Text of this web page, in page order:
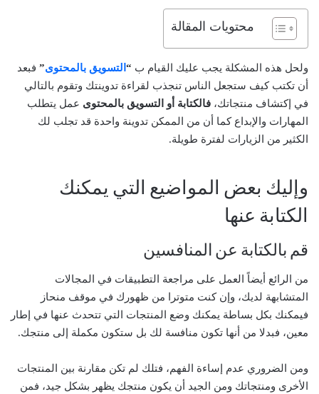
محتويات المقالة
ولحل هذه المشكلة يجب عليك القيام ب “ التسويق بالمحتوى” فبعد
أن تكتب كيف ستجعل الناس تنجذب لقراءة تدوينتك وتقوم بالتالي
في إكتشاف منتجاتك، فالكتابة أو التسويق بالمحتوى عمل يتطلب
المهارات والإبداع كما أن من الممكن تدوينة واحدة قد تجلب لك
الكثير من الزيارات لفترة طويلة.
وإليك بعض المواضيع التي يمكنك
الكتابة عنها
قم بالكتابة عن المنافسين
من الرائع أيضاً العمل على مراجعة التطبيقات في المجالات
المتشابهة لديك، وإن كنت متوترا من ظهورك في موقف منحاز
فيمكنك بكل بساطة يمكنك وضع المنتجات التي تتحدث عنها في إطار
معين، فبدلا من أنها تكون منافسة لك بل ستكون مكملة إلى منتجك.
ومن الضروري عدم إساءة الفهم، فتلك لم تكن مقارنة بين المنتجات
الأخرى ومنتجاتك ومن الجيد أن يكون منتجك يظهر بشكل جيد، فمن